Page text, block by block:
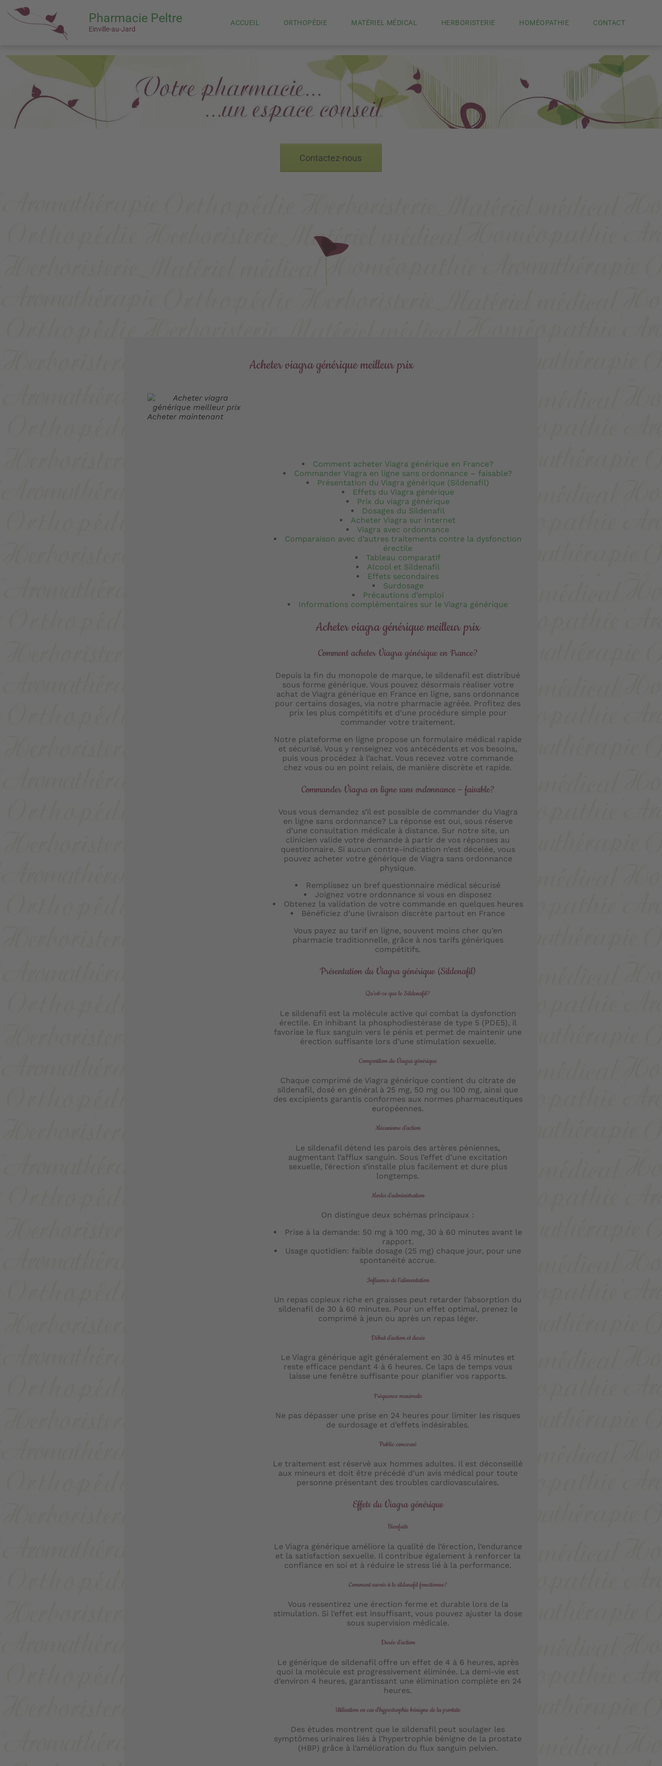
Pharmacie Peltre
Einville-au-Jard
ACCUEIL ORTHOPÉDIE MATÉRIEL MÉDICAL HERBORISTERIE HOMÉOPATHIE CONTACT
Contactez-nous
Acheter viagra générique meilleur prix
Acheter maintenant
Comment acheter Viagra générique en France?
Commander Viagra en ligne sans ordonnance – faisable?
Présentation du Viagra générique (Sildenafil)
Effets du Viagra générique
Prix du viagra générique
Dosages du Sildenafil
Acheter Viagra sur Internet
Viagra avec ordonnance
Comparaison avec d’autres traitements contre la dysfonction
érectile
Tableau comparatif
Alcool et Sildenafil
Effets secondaires
Surdosage
Précautions d’emploi
Informations complémentaires sur le Viagra générique
Acheter viagra générique meilleur prix
Comment acheter Viagra générique en France?
Depuis la fin du monopole de marque, le sildenafil est distribué
sous forme générique. Vous pouvez désormais réaliser votre
achat de Viagra générique en France en ligne, sans ordonnance
pour certains dosages, via notre pharmacie agréée. Profitez des
prix les plus compétitifs et d’une procédure simple pour
commander votre traitement.
Notre plateforme en ligne propose un formulaire médical rapide
et sécurisé. Vous y renseignez vos antécédents et vos besoins,
puis vous procédez à l’achat. Vous recevez votre commande
chez vous ou en point relais, de manière discrète et rapide.
Commander Viagra en ligne sans ordonnance – faisable?
Vous vous demandez s’il est possible de commander du Viagra
en ligne sans ordonnance? La réponse est oui, sous réserve
d’une consultation médicale à distance. Sur notre site, un
clinicien valide votre demande à partir de vos réponses au
questionnaire. Si aucun contre-indication n’est décelée, vous
pouvez acheter votre générique de Viagra sans ordonnance
physique.
Remplissez un bref questionnaire médical sécurisé
Joignez votre ordonnance si vous en disposez
Obtenez la validation de votre commande en quelques heures
Bénéficiez d’une livraison discrète partout en France
Vous payez au tarif en ligne, souvent moins cher qu’en
pharmacie traditionnelle, grâce à nos tarifs génériques
compétitifs.
Présentation du Viagra générique (Sildenafil)
Qu’est-ce que le Sildenafil?
Le sildenafil est la molécule active qui combat la dysfonction
érectile. En inhibant la phosphodiestérase de type 5 (PDE5), il
favorise le flux sanguin vers le pénis et permet de maintenir une
érection suffisante lors d’une stimulation sexuelle.
Composition du Viagra générique
Chaque comprimé de Viagra générique contient du citrate de
sildenafil, dosé en général à 25 mg, 50 mg ou 100 mg, ainsi que
des excipients garantis conformes aux normes pharmaceutiques
européennes.
Mécanisme d’action
Le sildenafil détend les parois des artères péniennes,
augmentant l’afflux sanguin. Sous l’effet d’une excitation
sexuelle, l’érection s’installe plus facilement et dure plus
longtemps.
Modes d’administration
On distingue deux schémas principaux :
Prise à la demande: 50 mg à 100 mg, 30 à 60 minutes avant le
rapport.
Usage quotidien: faible dosage (25 mg) chaque jour, pour une
spontanéité accrue.
Influence de l’alimentation
Un repas copieux riche en graisses peut retarder l’absorption du
sildenafil de 30 à 60 minutes. Pour un effet optimal, prenez le
comprimé à jeun ou après un repas léger.
Début d’action et durée
Le Viagra générique agit généralement en 30 à 45 minutes et
reste efficace pendant 4 à 6 heures. Ce laps de temps vous
laisse une fenêtre suffisante pour planifier vos rapports.
Fréquence maximale
Ne pas dépasser une prise en 24 heures pour limiter les risques
de surdosage et d’effets indésirables.
Public concerné
Le traitement est réservé aux hommes adultes. Il est déconseillé
aux mineurs et doit être précédé d’un avis médical pour toute
personne présentant des troubles cardiovasculaires.
Effets du Viagra générique
Bienfaits
Le Viagra générique améliore la qualité de l’érection, l’endurance
et la satisfaction sexuelle. Il contribue également à renforcer la
confiance en soi et à réduire le stress lié à la performance.
Comment savoir si le sildenafil fonctionne?
Vous ressentirez une érection ferme et durable lors de la
stimulation. Si l’effet est insuffisant, vous pouvez ajuster la dose
sous supervision médicale.
Durée d’action
Le générique de sildenafil offre un effet de 4 à 6 heures, après
quoi la molécule est progressivement éliminée. La demi-vie est
d’environ 4 heures, garantissant une élimination complète en 24
heures.
Utilisation en cas d'hypertrophie bénigne de la prostate
Des études montrent que le sildenafil peut soulager les
symptômes urinaires liés à l’hypertrophie bénigne de la prostate
(HBP) grâce à l’amélioration du flux sanguin pelvien.